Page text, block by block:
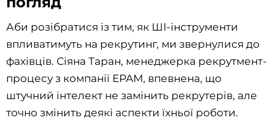
Аби розібратися із тим, як ШІ-інструменти
впливатимуть на рекрутинг, ми звернулися до
фахівців. Сіяна Таран, менеджерка рекрутмент-
процесу з компанії EPAM, впевнена, що
штучний інтелект не замінить рекрутерів, але
точно змінить деякі аспекти їхньої роботи.